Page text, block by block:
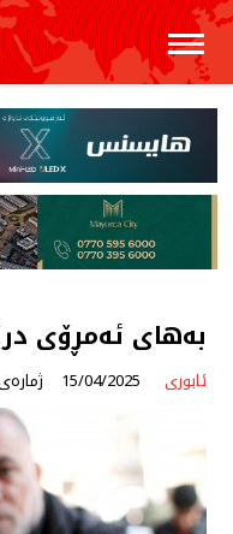
بەهاى ئەمڕۆی
ئابوری 15/04/2025 ژمارەی